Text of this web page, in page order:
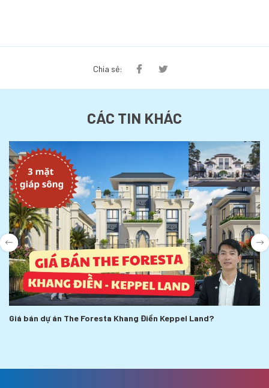
Chia sẻ:
CÁC TIN KHÁC
Giá bán dự án The Foresta Khang Điền Keppel Land?